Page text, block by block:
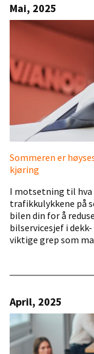
Mai, 2025
Sommeren er
kjøring
I motsetning til
trafikkulykkene på
bilen din for å
bilservicesjef i
viktige grep som
April, 2025